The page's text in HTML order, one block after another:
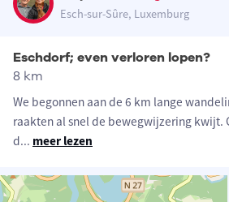
Esch-sur-Sûre, Luxemburg
Eschdorf; even verloren lopen?
8 km
We begonnen aan de 6 km lange
raakten al snel de bewegwijzering kwijt.
d... meer lezen